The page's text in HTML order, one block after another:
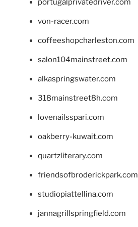
portugalprivatedriver.com
von-racer.com
coffeeshopcharleston.com
salon104mainstreet.com
alkaspringswater.com
318mainstreet8h.com
lovenailsspari.com
oakberry-kuwait.com
quartzliterary.com
friendsofbroderickpark.com
studiopiattellina.com
jannagrillspringfield.com